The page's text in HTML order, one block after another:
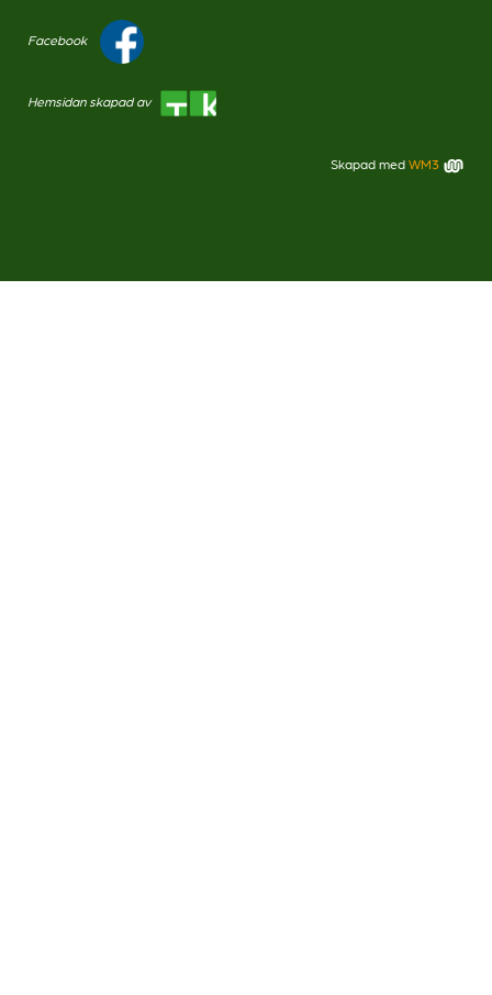
Facebook
Hemsidan skapad av
Skapad med WM3